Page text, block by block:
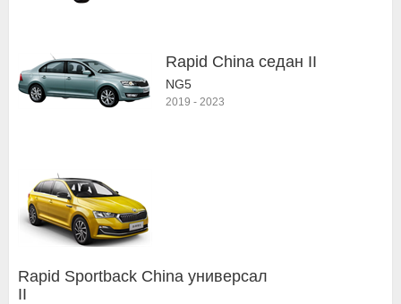
Rapid China седан II
NG5
2019 - 2023
Rapid Sportback China универсал
II